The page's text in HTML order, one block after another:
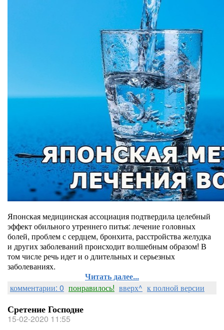
Японская медицинская ассоциация подтвердила целебный
эффект обильного утреннего питья: лечение головных
болей, проблем с сердцем, бронхита, расстройства желудка
и других заболеваний происходит волшебным образом! В
том числе речь идет и о длительных и серьезных
заболеваниях.
Читать далее...
комментарии: 0 понравилось! вверх^ к полной версии
Сретение Господне
15-02-2020 11:55